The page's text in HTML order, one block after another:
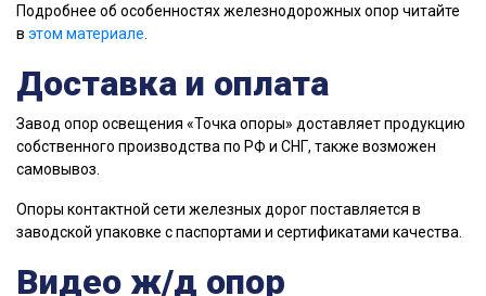
Подробнее об особенностях железнодорожных опор читайте
в этом материале
Доставка и оплата
Завод опор освещения «Точка опоры» доставляет продукцию
собственного производства по РФ и СНГ, также возможен
самовывоз.
Опоры контактной сети железных дорог поставляется в
заводской упаковке с паспортами и сертификатами качества.
Видео ж/д опор